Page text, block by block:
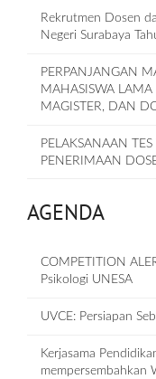
Rekrutmen Dosen
Negeri Surabaya
PERPANJANGAN
MAHASISWA LAMA
MAGISTER, DAN
PELAKSANAAN TES
PENERIMAAN
AGENDA
COMPETITION
Psikologi UNESA
UVCE: Persiapan
Kerjasama
mempersembahkan